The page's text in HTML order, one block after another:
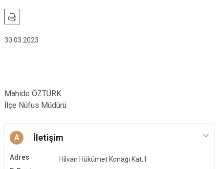
30.03.2023
Mahide ÖZTÜRK
İlçe Nüfus Müdürü
A İletişim
Adres
Hilvan Hükümet Konağı Kat:1